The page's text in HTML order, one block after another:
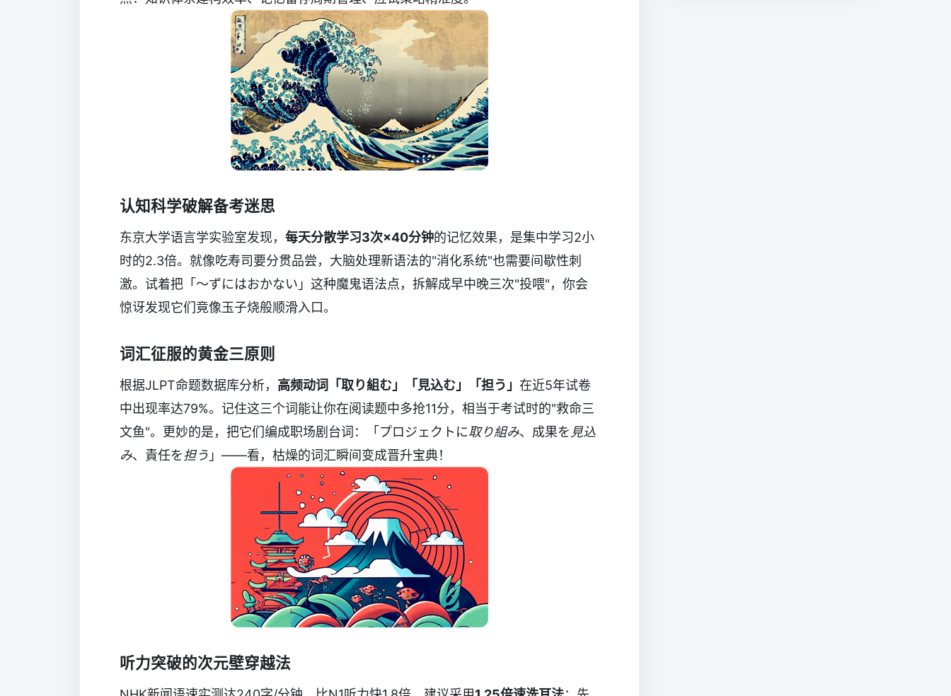
认知科学破解备考迷思
东京大学语言学实验室发现， 每天分散学习3次×40分钟的记忆效果，是集中学习2小
时的2.3倍。就像吃寿司要分贯品尝，大脑处理新语法的"消化系统"也需要间歇性刺
激。试着把「〜ずにはおかない」这种魔鬼语法点，拆解成早中晚三次"投喂"，你会
惊讶发现它们竟像玉子烧般顺滑入口。
词汇征服的黄金三原则
根据JLPT命题数据库分析， 高频动词「取り組む」「見込む」「担う」 在近5年试卷
中出现率达79%。记住这三个词能让你在阅读题中多抢11分，相当于考试时的"救命三
文鱼"。更妙的是，把它们编成职场剧台词：「プロジェクトに取り組み、成果を見込
み、責任を担う 」——看，枯燥的词汇瞬间变成晋升宝典！
听力突破的次元壁穿越法